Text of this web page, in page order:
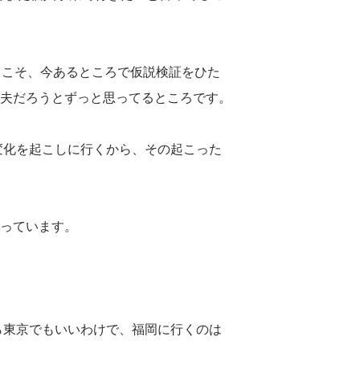
そ、今あるところで仮説検証をひた
だろうとずっと思ってるところです。
を起こしに行くから、その起こった
ています。
京でもいいわけで、福岡に行くのは